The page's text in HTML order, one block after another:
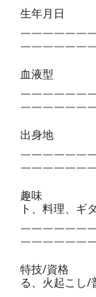
生年月日
￣￣￣￣￣￣
￣￣￣￣￣￣
血液
￣￣￣￣￣￣
￣￣￣￣￣￣
出身地 神奈
￣￣￣￣￣￣
￣￣￣￣￣￣
趣味
ト、料理、ギ
￣￣￣￣￣￣
￣￣￣￣￣￣
特技/
る、火起こし/